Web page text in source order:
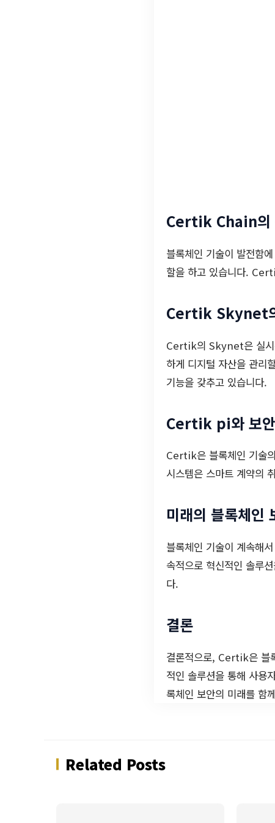
Certik Chain의
블록체인 기술이 발전함
할을 하고 있습니다.
Certik Skynet
Certik의 Skynet은 실시
하게 디지털 자산을 관리
기능을 갖추고 있습니다.
Certik pi와 보
Certik은 블록체인 기술
시스템은 스마트 계약의
미래의 블록체인
블록체인 기술이 계속해
속적으로 혁신적인 솔루
다.
결론
결론적으로, Certik은 블
적인 솔루션을 통해 사용
록체인 보안의 미래를 함
Related Posts